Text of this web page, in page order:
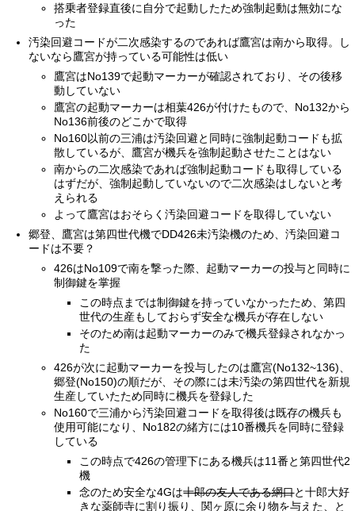
搭乗者登録直後に自分で起動したため強制起動は無効にな
った
汚染回避コードが二次感染するのであれば鷹宮は南から取得。し
ないなら鷹宮が持っている可能性は低い
鷹宮はNo139で起動マーカーが確認されており、その後移
動していない
鷹宮の起動マーカーは相葉426が付けたもので、No132から
No136前後のどこかで取得
No160以前の三浦は汚染回避と同時に強制起動コードも拡
散しているが、鷹宮が機兵を強制起動させたことはない
南からの二次感染であれば強制起動コードも取得している
はずだが、強制起動していないので二次感染はしないと考
えられる
よって鷹宮はおそらく汚染回避コードを取得していない
郷登、鷹宮は第四世代機でDD426未汚染機のため、汚染回避コ
ードは不要？
426はNo109で南を撃った際、起動マーカーの投与と同時に
制御鍵を掌握
この時点までは制御鍵を持っていなかったため、第四
世代の生産もしておらず安全な機兵が存在しない
そのため南は起動マーカーのみで機兵登録されなかっ
た
426が次に起動マーカーを投与したのは鷹宮(No132~136)、
郷登(No150)の順だが、その際には未汚染の第四世代を新規
生産していたため同時に機兵を登録した
No160で三浦から汚染回避コードを取得後は既存の機兵も
使用可能になり、No182の緒方には10番機兵を同時に登録
している
この時点で426の管理下にある機兵は11番と第四世代2
機
念のため安全な4Gは十郎の友人である網口と十郎大好
きな薬師寺に割り振り、関ヶ原に余り物を与えた、と